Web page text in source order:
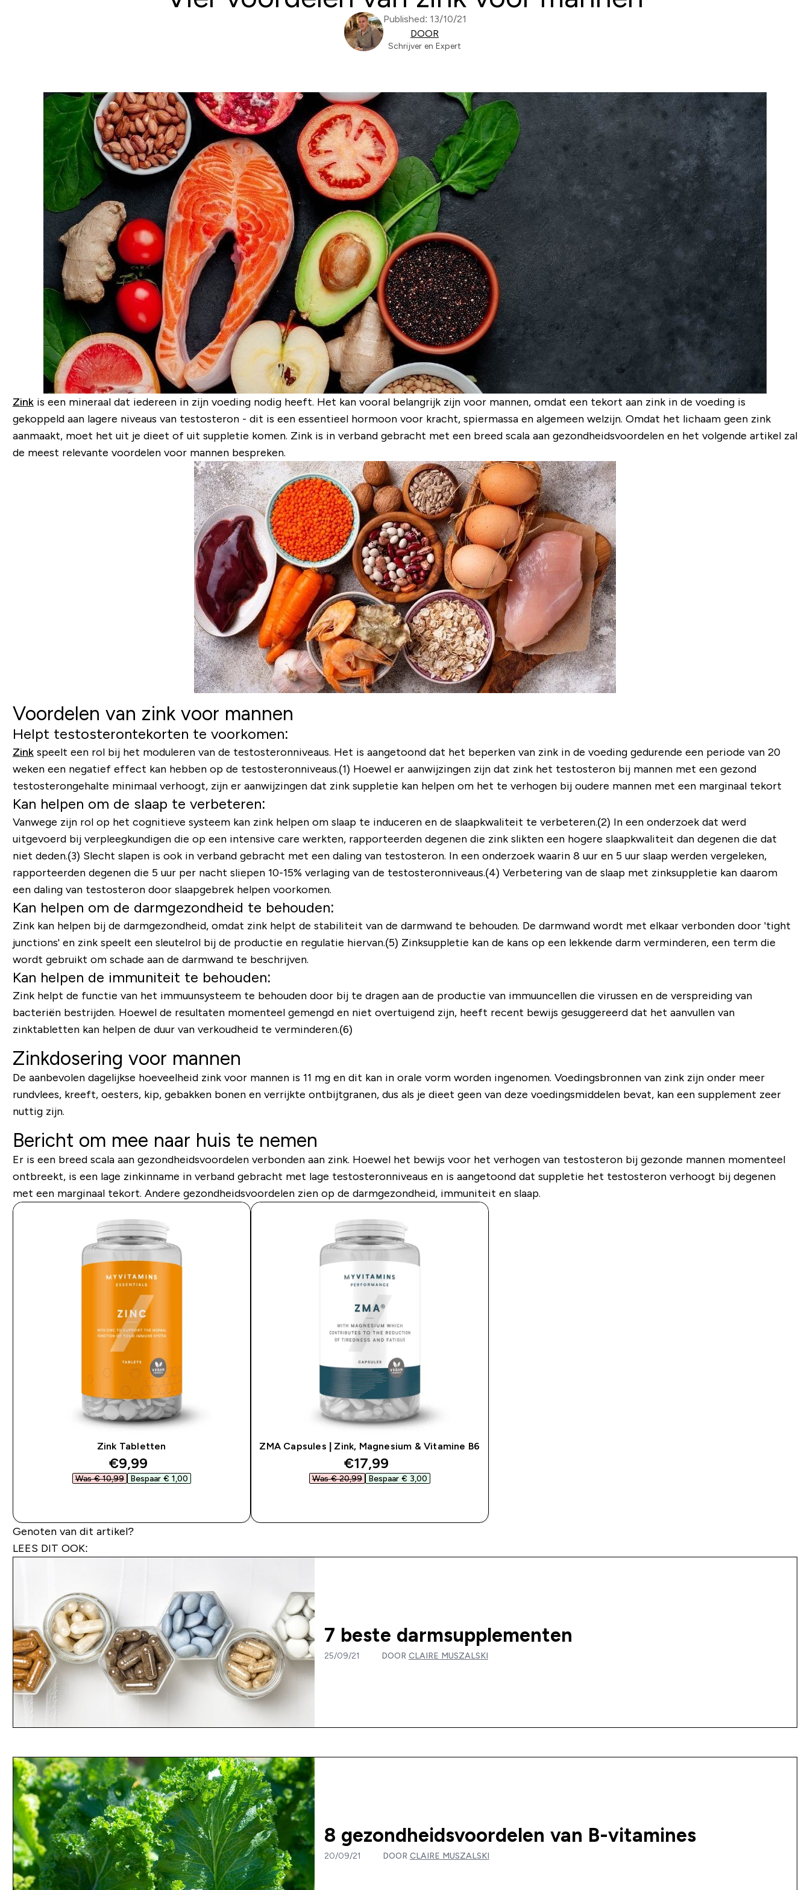
Published: 13/10/21
DOOR
Schrijver en Expert
Zinkis een mineraal dat iedereen in zijn voeding nodig heeft. Het kan vooral belangrijk zijn voor mannen, omdat een tekort aan zink in de voeding is
gekoppeld aan lagere niveaus van testosteron - dit is een essentieel hormoon voor kracht, spiermassa en algemeen welzijn. Omdat het lichaam geen zink
aanmaakt, moet het uit je dieet of uit suppletie komen. Zink is in verband gebracht met een breed scala aan gezondheidsvoordelen en het volgende artikel zal
de meest relevante voordelen voor mannen bespreken.
Voordelen van zink voor mannen
Helpt testosterontekorten te voorkomen:
Zinkspeelt een rol bij het moduleren van de testosteronniveaus. Het is aangetoond dat het beperken van zink in de voeding gedurende een periode van 20
weken een negatief effect kan hebben op de testosteronniveaus.(1) Hoewel er aanwijzingen zijn dat zink het testosteron bij mannen met een gezond
testosterongehalte minimaal verhoogt, zijn er aanwijzingen dat zink suppletie kan helpen om het te verhogen bij oudere mannen met een marginaal tekort
Kan helpen om de slaap te verbeteren:
Vanwege zijn rol op het cognitieve systeem kan zink helpen om slaap te induceren en de slaapkwaliteit te verbeteren.(2) In een onderzoek dat werd
uitgevoerd bij verpleegkundigen die op een intensive care werkten, rapporteerden degenen die zink slikten een hogere slaapkwaliteit dan degenen die dat
niet deden.(3) Slecht slapen is ook in verband gebracht met een daling van testosteron. In een onderzoek waarin 8 uur en 5 uur slaap werden vergeleken,
rapporteerden degenen die 5 uur per nacht sliepen 10-15% verlaging van de testosteronniveaus.(4) Verbetering van de slaap met zinksuppletie kan daarom
een ​​daling van testosteron door slaapgebrek helpen voorkomen.
Kan helpen om de darmgezondheid te behouden:
Zink kan helpen bij de darmgezondheid, omdat zink helpt de stabiliteit van de darmwand te behouden. De darmwand wordt met elkaar verbonden door 'tight
junctions'en zink speelt een sleutelrol bij de productie en regulatie hiervan.(5) Zinksuppletie kan de kans op een lekkende darm verminderen, een term die
wordt gebruikt om schade aan de darmwand te beschrijven.
Kan helpen de immuniteit te behouden:
Zink helpt de functie van het immuunsysteem te behouden door bij te dragen aan de productie van immuuncellen die virussen en de verspreiding van
bacteriën bestrijden. Hoewel de resultaten momenteel gemengd en niet overtuigend zijn, heeft recent bewijs gesuggereerd dat het aanvullen van
zinktabletten kan helpen de duur van verkoudheid te verminderen.(6)
Zinkdosering voor mannen
De aanbevolen dagelijkse hoeveelheid zink voor mannen is 11 mg en dit kan in orale vorm worden ingenomen. Voedingsbronnen van zink zijn onder meer
rundvlees, kreeft, oesters, kip, gebakken bonen en verrijkte ontbijtgranen, dus als je dieet geen van deze voedingsmiddelen bevat, kan een supplement zeer
nuttig zijn.
Bericht om mee naar huis te nemen
Er is een breed scala aan gezondheidsvoordelen verbonden aan zink. Hoewel het bewijs voor het verhogen van testosteron bij gezonde mannen momenteel
ontbreekt, is een lage zinkinname in verband gebracht met lage testosteronniveaus en is aangetoond dat suppletie het testosteron verhoogt bij degenen
met een marginaal tekort. Andere gezondheidsvoordelen zien op de darmgezondheid, immuniteit en slaap.
Zink Tabletten
discounted price
€9,99‎
Was € 10,99‎ Bespaar € 1,00‎
ZMA Capsules | Zink, Magnesium & Vitamine B6
discounted price
€17,99‎
Was € 20,99‎ Bespaar € 3,00‎
Genoten van dit artikel?
LEES DIT OOK:
7 beste darmsupplementen
25/09/21 DOOR CLAIRE MUSZALSKI
8 gezondheidsvoordelen van B-vitamines
20/09/21 DOOR CLAIRE MUSZALSKI